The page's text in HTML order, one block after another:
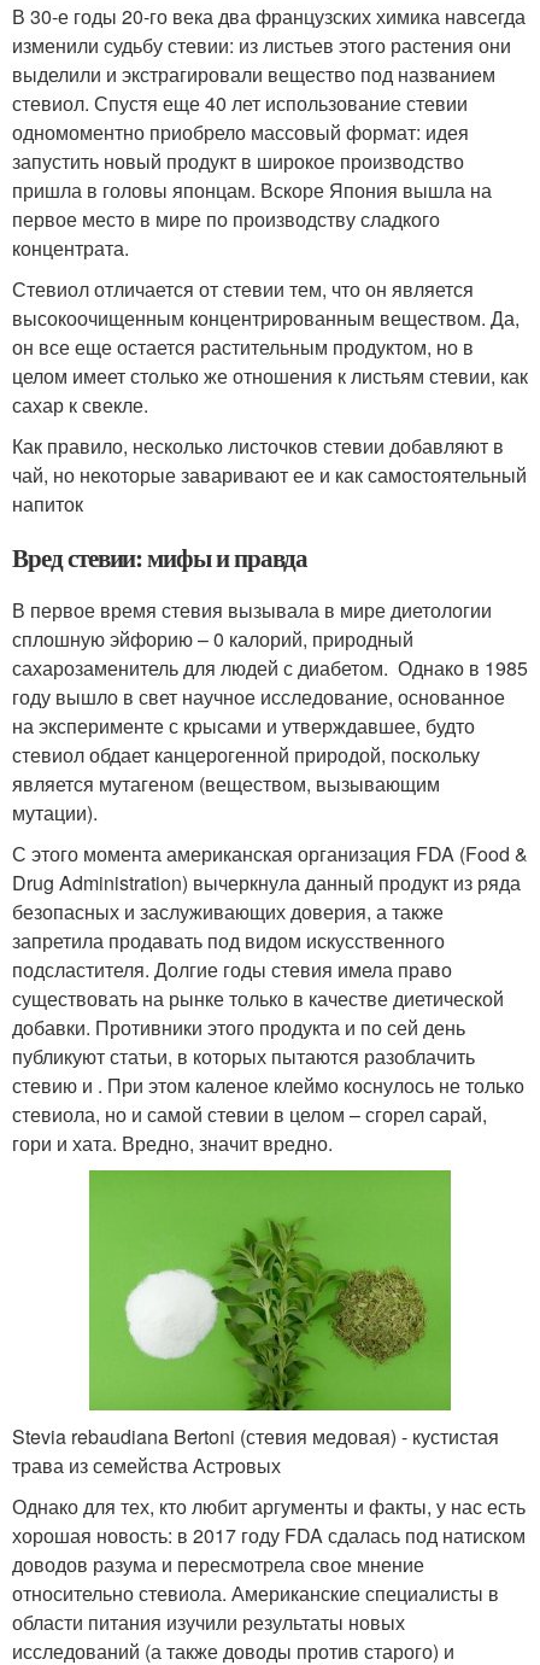
В 30-е годы 20-го века два французских химика навсегда
изменили судьбу стевии: из листьев этого растения они
выделили и экстрагировали вещество под названием
стевиол. Спустя еще 40 лет использование стевии
одномоментно приобрело массовый формат: идея
запустить новый продукт в широкое производство
пришла в головы японцам. Вскоре Япония вышла на
первое место в мире по производству сладкого
концентрата.
Стевиол отличается от стевии тем, что он является
высокоочищенным концентрированным веществом. Да,
он все еще остается растительным продуктом, но в
целом имеет столько же отношения к листьям стевии, как
сахар к свекле.
Как правило, несколько листочков стевии добавляют в
чай, но некоторые заваривают ее и как самостоятельный
напиток
Вред стевии: мифы и правда
В первое время стевия вызывала в мире диетологии
сплошную эйфорию – 0 калорий, природный
сахарозаменитель для людей с диабетом. Однако в 1985
году вышло в свет научное исследование, основанное
на эксперименте с крысами и утверждавшее, будто
стевиол обдает канцерогенной природой, поскольку
является мутагеном (веществом, вызывающим
мутации).
С этого момента американская организация FDA (Food &
Drug Administration) вычеркнула данный продукт из ряда
безопасных и заслуживающих доверия, а также
запретила продавать под видом искусственного
подсластителя. Долгие годы стевия имела право
существовать на рынке только в качестве диетической
добавки. Противники этого продукта и по сей день
публикуют статьи, в которых пытаются разоблачить
стевию и . При этом каленое клеймо коснулось не только
стевиола, но и самой стевии в целом – сгорел сарай,
гори и хата. Вредно, значит вредно.
Stevia rebaudiana Bertoni (стевия медовая) - кустистая
трава из семейства Астровых
Однако для тех, кто любит аргументы и факты, у нас есть
хорошая новость: в 2017 году FDA сдалась под натиском
доводов разума и пересмотрела свое мнение
относительно стевиола. Американские специалисты в
области питания изучили результаты новых
исследований (а также доводы против старого) и